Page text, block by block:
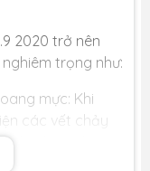
2020 trở nên
trọng như:
mực: Khi
các vết chảy
dấu hiệu cho
nền màn hình